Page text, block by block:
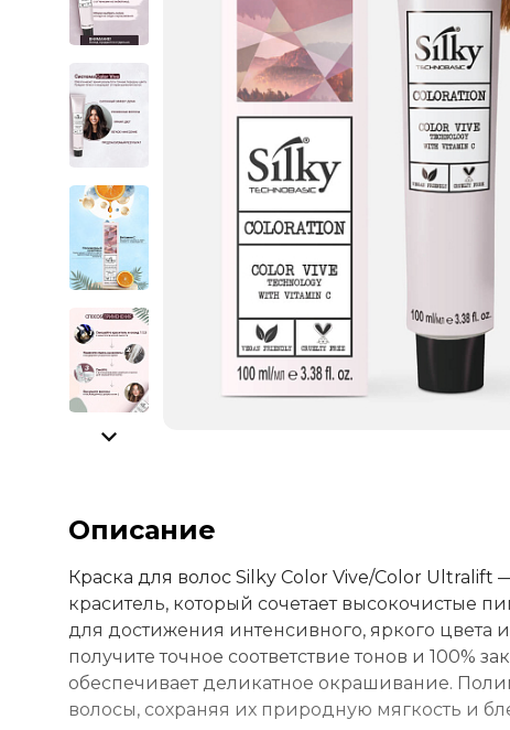
Описание
Краска для волос Silky Color Vive/Color
краситель, который сочетает высокочистые
для достижения интенсивного, яркого цвета
получите точное соответствие тонов и 100%
обеспечивает деликатное окрашивание.
волосы, сохраняя их природную мягкость и